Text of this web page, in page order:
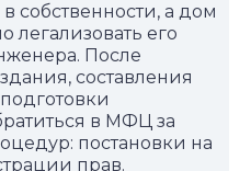
собственности, а дом
легализовать его
После
составления
в МФЦ за
постановки на
прав.